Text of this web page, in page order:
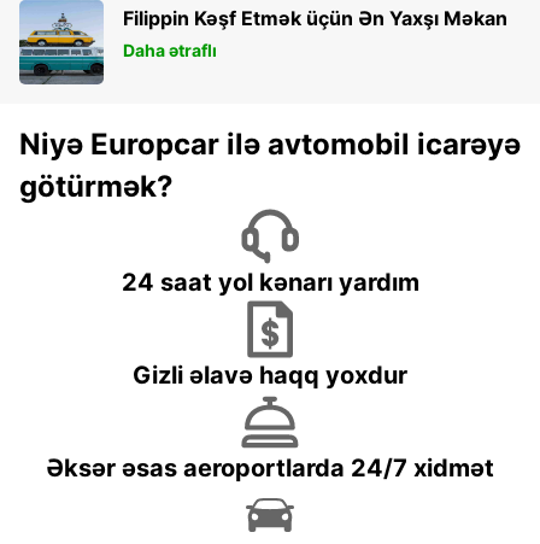
Filippin Kəşf Etmək üçün Ən Yaxşı Məkan
Daha ətraflı
Niyə Europcar ilə avtomobil icarəyə
götürmək?
24 saat yol kənarı yardım
Gizli əlavə haqq yoxdur
Əksər əsas aeroportlarda 24/7 xidmət